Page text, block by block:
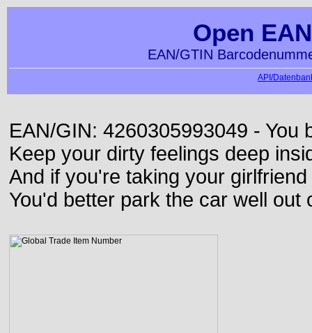
Open
EAN/GTIN
API/
EAN/GIN: 4260305993049 - You
Keep your dirty feelings deep
And if you're taking your
You'd better park the car well out